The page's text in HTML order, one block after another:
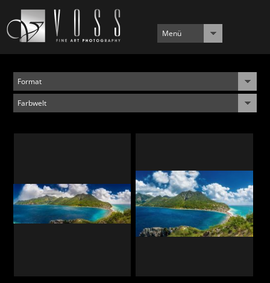
Menü
Format
Farbwelt